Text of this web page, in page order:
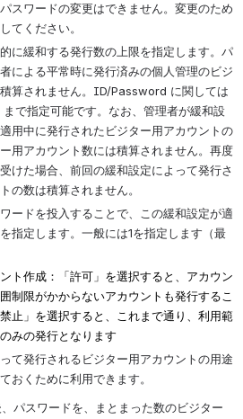
スワードの変更はできません。変更のため
てください。
に緩和する発行数の上限を指定します。パ
による平常時に発行済みの個人管理のビジ
算されません。ID/Password に関しては
まで指定可能です。なお、管理者が緩和設
用中に発行されたビジター用アカウントの
用アカウント数には積算されません。再度
けた場合、前回の緩和設定によって発行さ
の数は積算されません。
ードを投入することで、この緩和設定が適
指定します。一般には1を指定します（最
ト作成：「許可」を選択すると、アカウン
制限がかからないアカウントも発行するこ
止」を選択すると、これまで通り、利用範
みの発行となります
て発行されるビジター用アカウントの用途
おくために利用できます。
パスワードを、まとまった数のビジター